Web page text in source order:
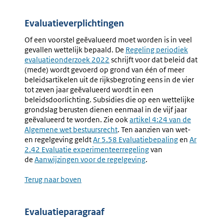
Evaluatieverplichtingen
Of een voorstel geëvalueerd moet worden is in veel
gevallen wettelijk bepaald. De Externe
link:
Regeling periodiek
evaluatieonderzoek 2022 schrijft voor dat beleid dat
(mede) wordt gevoerd op grond van één of meer
beleidsartikelen uit de rijksbegroting eens in de vier
tot zeven jaar geëvalueerd wordt in een
beleidsdoorlichting. Subsidies die op een wettelijke
grondslag berusten dienen eenmaal in de vijf jaar
geëvalueerd te worden. Zie ookExterne
link:
artikel 4:24 van de
Algemene wet bestuursrecht. Ten aanzien van wet-
en regelgeving geldtAr 5.58 Evaluatiebepalingen Ar
2.42 Evaluatie experimenteerregelingvan
de Aanwijzingen voor de regelgeving.
Terug naar boven
Evaluatieparagraaf